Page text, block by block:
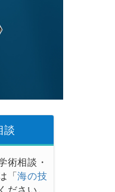
談
術相談・
「海の技